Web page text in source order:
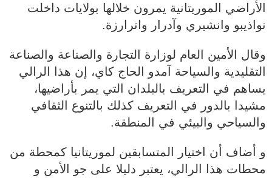
الأراضي الموريتانية يمرون خلالها بولايات داخلت
نواذيبو وانشيري وآدرار واترارزة.
وقال الأمين العام لوزارة التجارة والصناعة والصناعة
التقليدية والسياحة آمدو الحاج كاي، إن هذا الرالي
يساهم في التعريف بالبلدان التي يمر بأراضيها،
مشيدا بالدور في التعريف كذلك بالتنوع الثقافي
والسياحي والبيئي في المنطقة.
و أضاف أن اختيار المتسابقين لموريتانيا كمحطة من
محطات هذا الرالي، يعتبر دليلا على جو الأمن و